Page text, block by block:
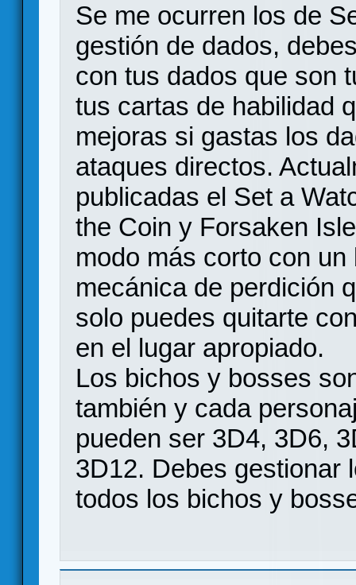
Se me ocurren los de
gestión de dados,
con tus dados que son
tus cartas de habilidad
mejoras si gastas los
ataques directos.
publicadas el Set a
the Coin y Forsaken
modo más corto con
mecánica de perdición
solo puedes quitarte
en el lugar apropiado.
Los bichos y bosses
también y cada
pueden ser 3D4, 3D6,
3D12. Debes gestionar
todos los bichos y